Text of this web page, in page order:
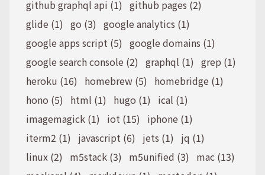
github graphql api (1) github pages (2)
glide (1) go (3) google analytics (1)
google apps script (5) google domains (1)
google search console (2) graphql (1) grep (1)
heroku (16)
homebrew (5)
homebridge (1)
hono (5)
html (1) hugo (1)
ical (1)
imagemagick (1)
iot (15)
iphone (1)
iterm2 (1)
javascript (6) jets (1)
jq (1)
linux (2)
m5stack (3) m5unified (3)
mac (13)